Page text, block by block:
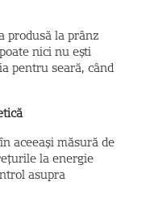
produsă la prânz
nici nu ești
pentru seară, când
aceeași măsură de
la energie
asupra